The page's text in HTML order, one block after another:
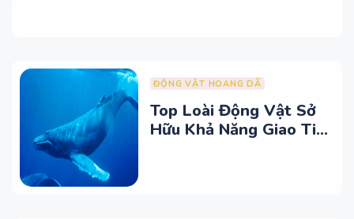
ĐỘNG VẬT HOANG DÃ
Top Loài Động Vật Sở
Hữu Khả Năng Giao Tiếp